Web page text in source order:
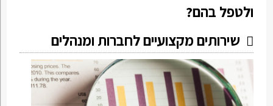
ולטפל בהם?
שירותים מקצועיים לחברות ומנהלים